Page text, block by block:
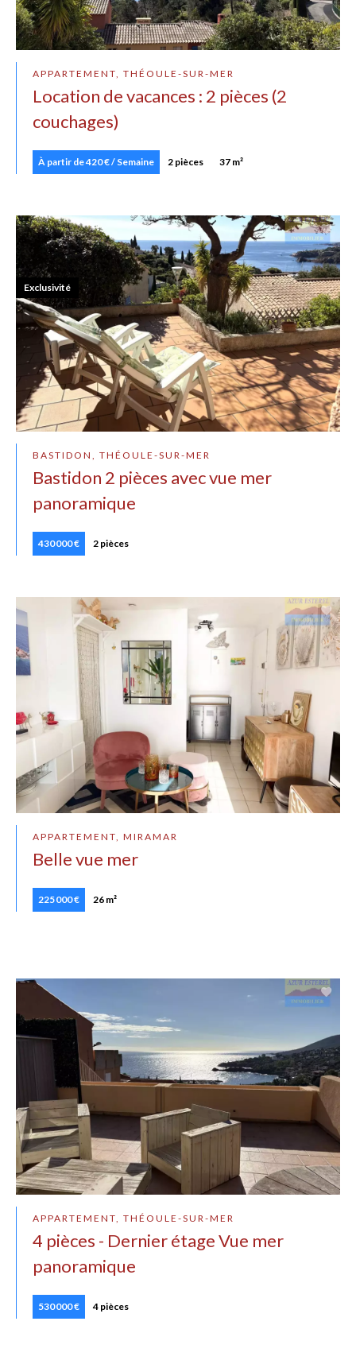
APPARTEMENT, THÉOULE-SUR-MER
Location de vacances : 2 pièces (2
couchages)
À partir de 420 € / Semaine 2 pièces 37 m²
BASTIDON, THÉOULE-SUR-MER
Bastidon 2 pièces avec vue mer
panoramique
430 000 € 2 pièces
Exclusivité
APPARTEMENT, MIRAMAR
Belle vue mer
225 000 € 26 m²
APPARTEMENT, THÉOULE-SUR-MER
4 pièces - Dernier étage Vue mer
panoramique
530 000 € 4 pièces